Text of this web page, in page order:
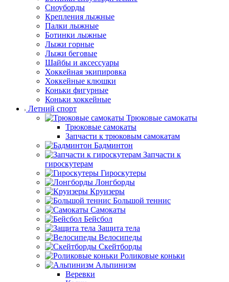
Сноуборды
Крепления лыжные
Палки лыжные
Ботинки лыжные
Лыжи горные
Лыжи беговые
Шайбы и аксессуары
Хоккейная экипировка
Хоккейные клюшки
Коньки фигурные
Коньки хоккейные
Летний спорт
Трюковые самокаты
Трюковые самокаты
Запчасти к трюковым самокатам
Бадминтон
Запчасти к
гироскутерам
Гироскутеры
Лонгборды
Круизеры
Большой теннис
Самокаты
Бейсбол
Защита тела
Велосипеды
Скейтборды
Роликовые коньки
Альпинизм
Веревки